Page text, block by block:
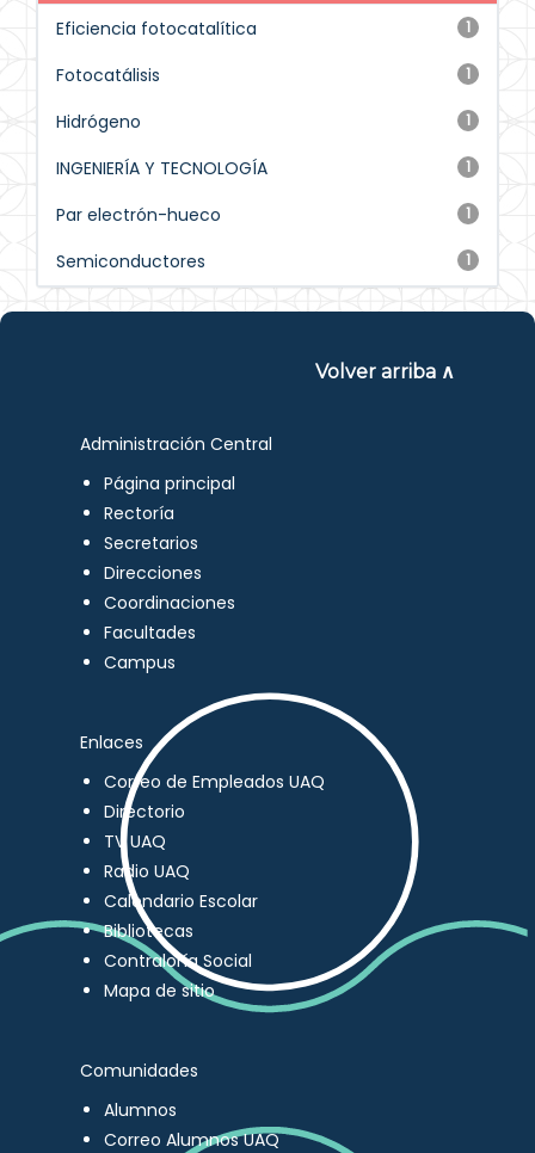
1
Eficiencia fotocatalítica
1
Fotocatálisis
1
Hidrógeno
1
INGENIERÍA Y TECNOLOGÍA
1
Par electrón-hueco
1
Semiconductores
Volver arriba ∧
Administración Central
Página principal
Rectoría
Secretarios
Direcciones
Coordinaciones
Facultades
Campus
Enlaces
Correo de Empleados UAQ
Directorio
TV UAQ
Radio UAQ
Calendario Escolar
Bibliotecas
Contraloría Social
Mapa de sitio
Comunidades
Alumnos
Correo Alumnos UAQ